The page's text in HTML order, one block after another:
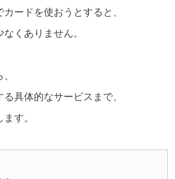
ードを使おうとすると、
くありません。
具体的なサービスまで、
す。